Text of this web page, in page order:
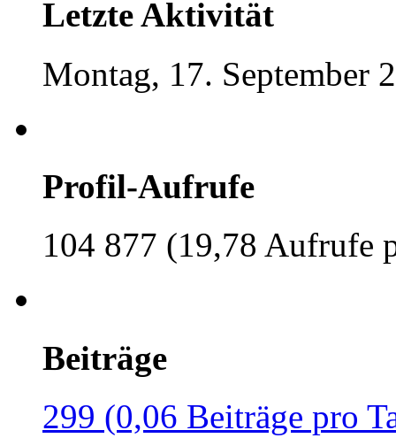
Letzte Aktivität
Montag, 17. September
Profil-Aufrufe
104 877 (19,78 Aufrufe
Beiträge
299 (0,06 Beiträge pro